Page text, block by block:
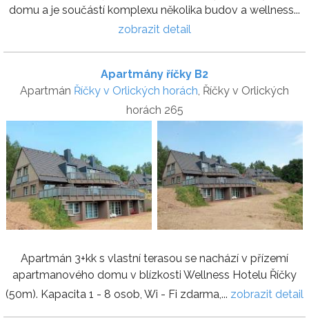
domu a je součástí komplexu několika budov a wellness...
zobrazit detail
Apartmány říčky B2
Apartmán Říčky v Orlických horách, Říčky v Orlických
horách 265
Apartmán 3+kk s vlastní terasou se nachází v přízemí
apartmanového domu v blízkosti Wellness Hotelu Říčky
(50m). Kapacita 1 - 8 osob, Wi - Fi zdarma,... zobrazit detail